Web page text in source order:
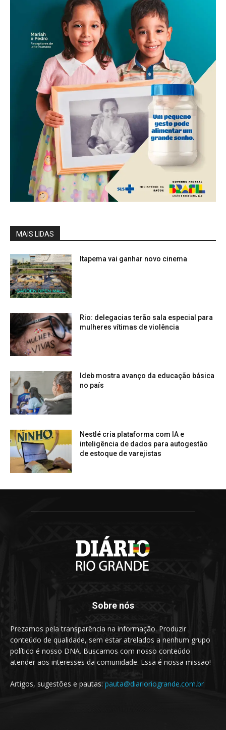
MAIS LIDAS
Itapema vai ganhar novo cinema
Rio: delegacias terão sala especial para
mulheres vítimas de violência
Ideb mostra avanço da educação básica
no país
Nestlé cria plataforma com IA e
inteligência de dados para autogestão
de estoque de varejistas
Sobre nós
Prezamos pela transparência na informação. Produzir
conteúdo de qualidade, sem estar atrelados a nenhum grupo
político é nosso DNA. Buscamos com nosso conteúdo
atender aos interesses da comunidade. Essa é nossa missão!
Artigos, sugestões e pautas: pauta@diarioriogrande.com.br